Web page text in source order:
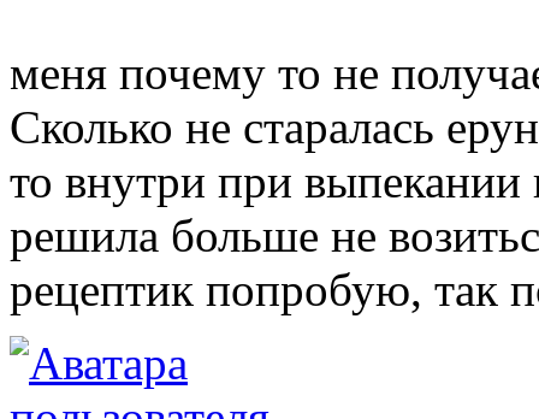
меня почему то не
Сколько не старалась
то внутри при
решила больше не
рецептик попробую, так